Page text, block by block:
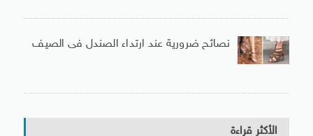
نصائح ضرورية عند ارتداء الصندل فى الصيف
الأكثر قراءة